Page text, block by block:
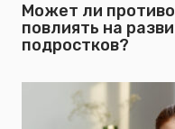
Может ли
повлиять на
подростков?